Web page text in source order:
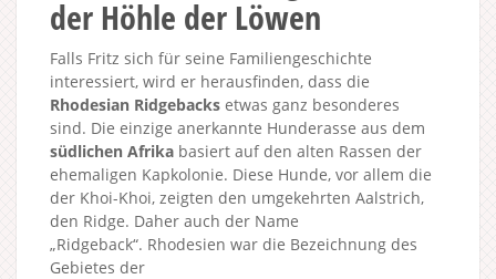
der Höhle der Löwen
Falls Fritz sich für seine Familiengeschichte
interessiert, wird er herausfinden, dass die
Rhodesian Ridgebacks etwas ganz besonderes
sind. Die einzige anerkannte Hunderasse aus dem
südlichen Afrika basiert auf den alten Rassen der
ehemaligen Kapkolonie. Diese Hunde, vor allem die
der Khoi-Khoi, zeigten den umgekehrten Aalstrich,
den Ridge. Daher auch der Name
„Ridgeback“. Rhodesien war die Bezeichnung des
Gebietes der